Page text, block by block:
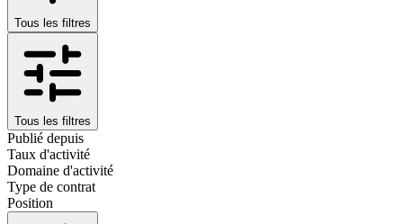
Tous les filtres
Tous les filtres
Publié depuis
Taux d'activité
Domaine d'activité
Type de contrat
Position